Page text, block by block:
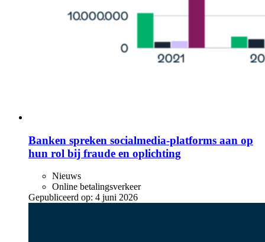
Banken spreken socialmedia-platforms aan op
hun rol bij fraude en oplichting
Nieuws
Online betalingsverkeer
Gepubliceerd op: 4 juni 2026